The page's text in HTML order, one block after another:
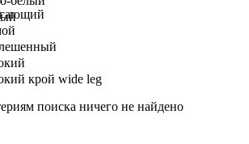
крой wide leg
поиска ничего не найдено